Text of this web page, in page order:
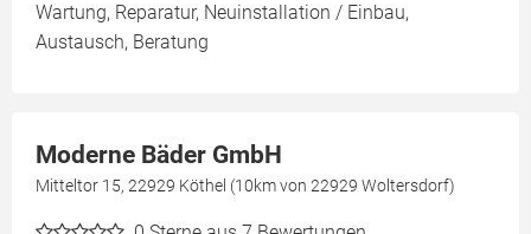
Wartung, Reparatur, Neuinstallation / Einbau,
Austausch, Beratung
Moderne Bäder GmbH
Mitteltor 15, 22929 Köthel (10km von 22929 Woltersdorf)